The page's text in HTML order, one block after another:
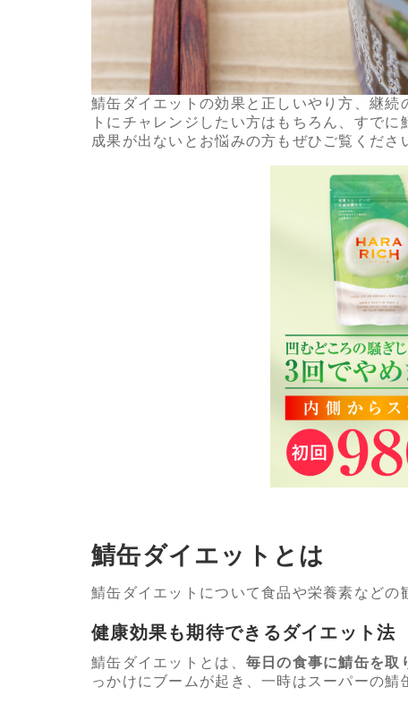
鯖缶ダイエットの効果と正しいやり方、継
トにチャレンジしたい方はもちろん、すで
成果が出ないとお悩みの方もぜひご覧くださ
鯖缶ダイエットとは
鯖缶ダイエットについて食品や栄養素などの
健康効果も期待できるダイエット法
鯖缶ダイエットとは、 毎日の食事に鯖缶を取
っかけにブームが起き、一時はスーパーの鯖